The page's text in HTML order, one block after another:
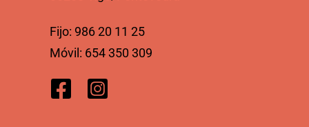
Fijo: 986 20 11 25
Móvil: 654 350 309